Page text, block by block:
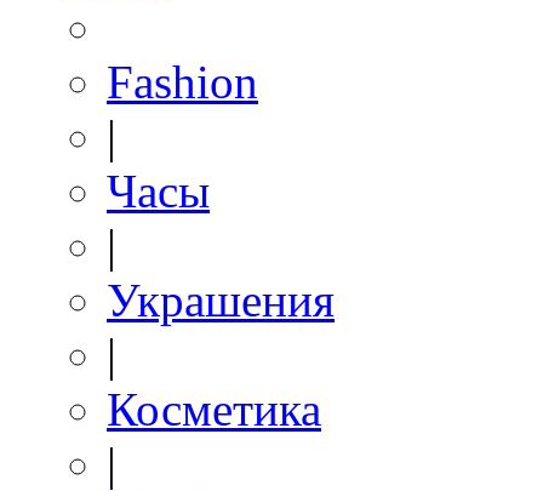
Fashion
|
Часы
|
Украшения
|
Косметика
|